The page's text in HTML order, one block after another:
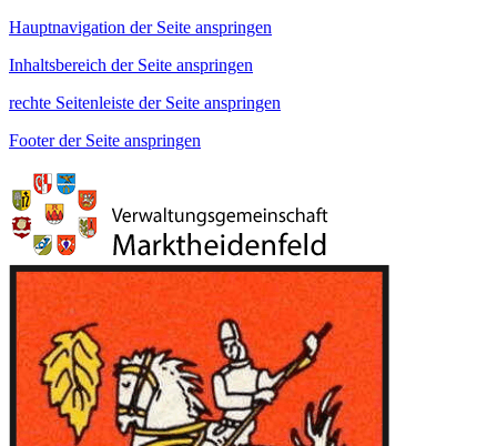
Hauptnavigation der Seite anspringen
Inhaltsbereich der Seite anspringen
rechte Seitenleiste der Seite anspringen
Footer der Seite anspringen